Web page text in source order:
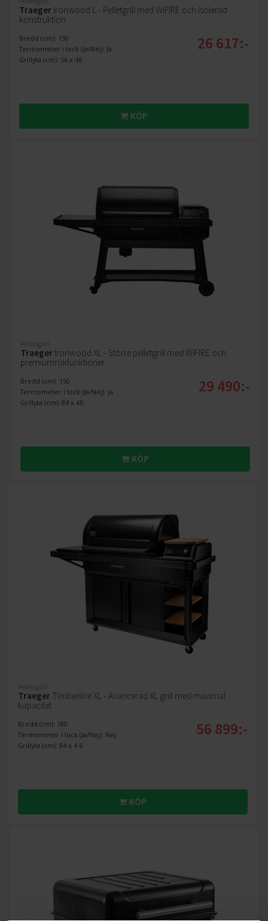
Traeger Ironwood L - Pelletgrill med WiFIRE och isolerad
konstruktion
Bredd (cm): 150
Termometer i lock (Ja/Nej): Ja
Grillyta (cm): 56 x 46
26 617:-
KÖP
Pelletsgrill
Traeger Ironwood XL - Större pelletgrill med WiFIRE och
premiumrökfunktioner
Bredd (cm): 150
Termometer i lock (Ja/Nej): Ja
Grillyta (cm): 84 x 46
29 490:-
KÖP
Pelletsgrill
Traeger Timberline XL - Avancerad XL grill med maximal
kapacitet
Bredd (cm): 180
Termometer i lock (Ja/Nej): Nej
Grillyta (cm): 84 x 4 6
56 899:-
KÖP